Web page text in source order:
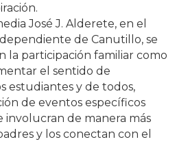
José J. Alderete, en el
de Canutillo, se
la participación familiar como
el sentido de
estudiantes y de todos,
de eventos específicos
involucran de manera más
y los conectan con el